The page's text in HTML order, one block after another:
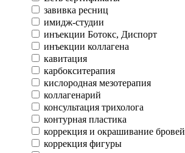
завивка ресниц
имидж-студии
инъекции Ботокс, Диспорт
инъекции коллагена
кавитация
карбокситерапия
кислородная мезотерапия
коллагенарий
консультация трихолога
контурная пластика
коррекция и окрашивание бровей
коррекция фигуры